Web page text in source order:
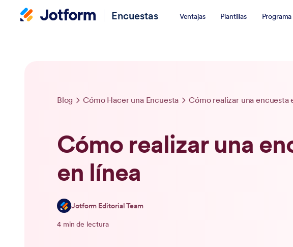
Encuestas Ventajas Plantillas
Blog Cómo Hacer una Encuesta Cómo realizar una encuesta
Cómo realizar una
en línea
Jotform Editorial Team
4 min de lectura